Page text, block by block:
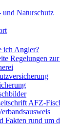
und Naturschutz
ich Angler?
Regelungen
AFZ-
Fakten rund um